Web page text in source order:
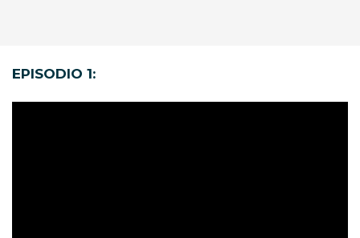
EPISODIO 1: